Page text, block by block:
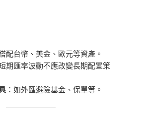
配台幣、美金、歐元等資產。
期匯率波動不應改變長期配置策
：如外匯避險基金、保單等。